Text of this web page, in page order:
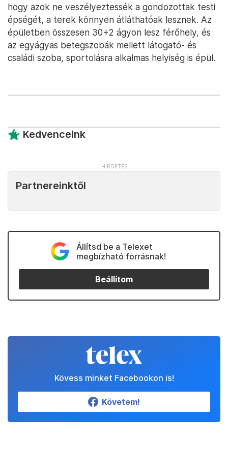
hogy azok ne veszélyeztessék a gondozottak testi
épségét, a terek könnyen átláthatóak lesznek. Az
épületben összesen 30+2 ágyon lesz férőhely, és
az egyágyas betegszobák mellett látogató- és
családi szoba, sportolásra alkalmas helyiség is épül.
Kedvenceink
Partnereinktől
Állítsd be a Telexet
megbízható forrásnak!
Beállítom
Kövess minket Facebookon is!
Követem!